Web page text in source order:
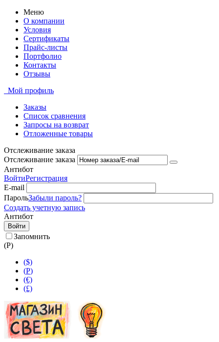
Меню
О компании
Условия
Сертификаты
Прайс-листы
Портфолио
Контакты
Отзывы
Мой профиль
Заказы
Список сравнения
Запросы на возврат
Отложенные товары
Отслеживание заказа
Отслеживание заказа
Антибот
ВойтиРегистрация
E-mail
ПарольЗабыли пароль?
Создать учетную запись
Антибот
Войти
Запомнить
(Р)
($)
(Р)
(€)
(£)